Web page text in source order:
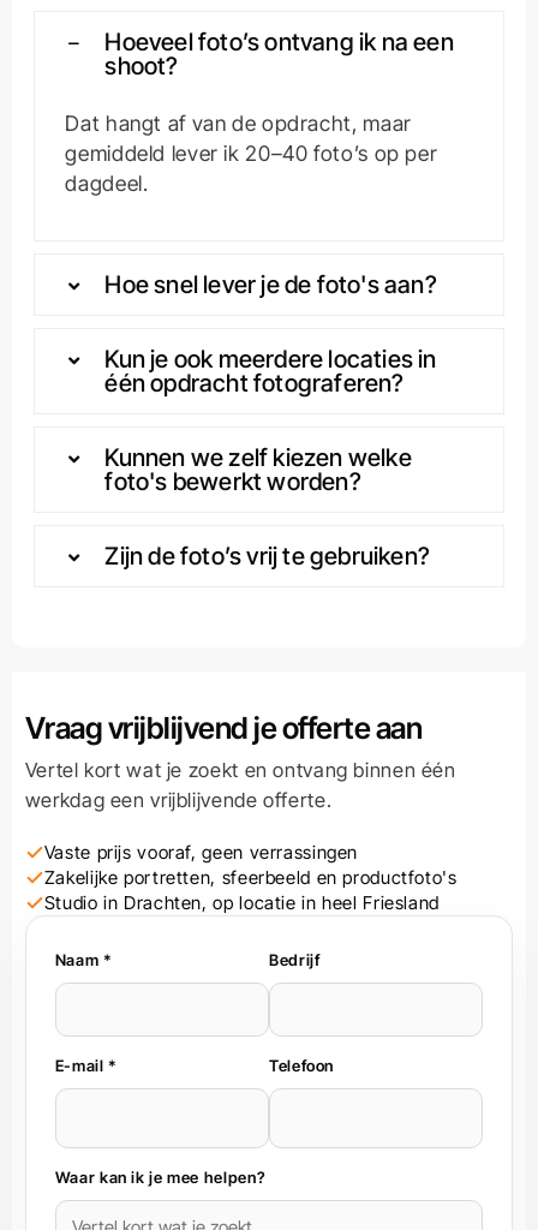
Hoeveel foto’s ontvang ik na een
shoot?
Dat hangt af van de opdracht, maar
gemiddeld lever ik 20–40 foto’s op per
dagdeel.
Hoe snel lever je de foto's aan?
Kun je ook meerdere locaties in
één opdracht fotograferen?
Kunnen we zelf kiezen welke
foto's bewerkt worden?
Zijn de foto’s vrij te gebruiken?
Vraag vrijblijvend je offerte aan
Vertel kort wat je zoekt en ontvang binnen één
werkdag een vrijblijvende offerte.
Vaste prijs vooraf, geen verrassingen
Zakelijke portretten, sfeerbeeld en productfoto's
Studio in Drachten, op locatie in heel Friesland
Naam * Bedrijf
E-mail * Telefoon
Waar kan ik je mee helpen?